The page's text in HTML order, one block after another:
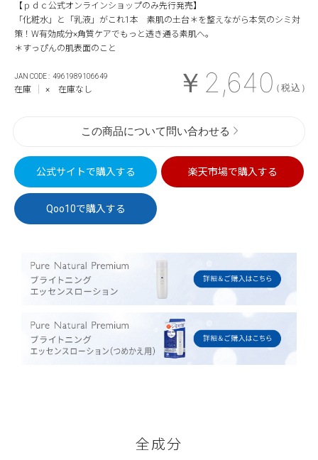
￥2,640（税込）
4961989106649
在庫 × 在庫なし
【ｐｄｃ公式オンラインショップのみ先行発売】
「化粧水」と「乳液」がこれ1本 素肌の土台＊を整えながら本気のシミ対
策！W有効成分×角質ケアでもっと透き通る素肌へ。
＊すっぴんの肌表面のこと
この商品について問い合わせる
公式サイトで購入する 楽天市場で購入する
Qoo10で購入する
全成分